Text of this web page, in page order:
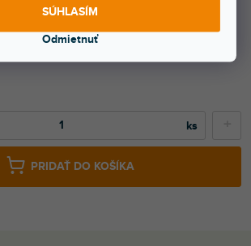
Odmietnuť
SÚHLASÍM
PRIDAŤ DO KOŠÍKA